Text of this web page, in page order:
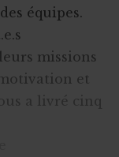
équipes.
missions
et
a livré cinq